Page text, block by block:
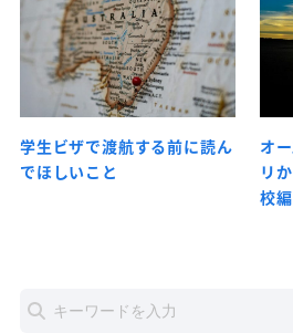
学生ビザで渡航する前に読ん
でほしいこと
オ
リ
校編